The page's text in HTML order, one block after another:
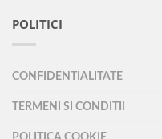
POLITICI
CONFIDENTIALITATE
TERMENI SI CONDITII